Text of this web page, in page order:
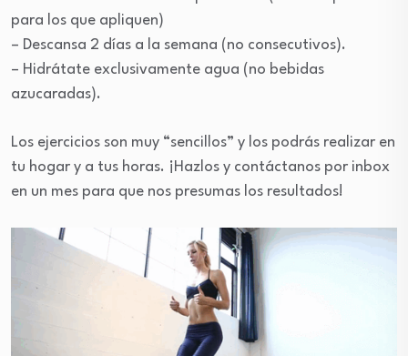
para los que apliquen)
– Descansa 2 días a la semana (no consecutivos).
– Hidrátate exclusivamente agua (no bebidas
azucaradas).
Los ejercicios son muy “sencillos” y los podrás realizar en
tu hogar y a tus horas. ¡Hazlos y contáctanos por inbox
en un mes para que nos presumas los resultados!